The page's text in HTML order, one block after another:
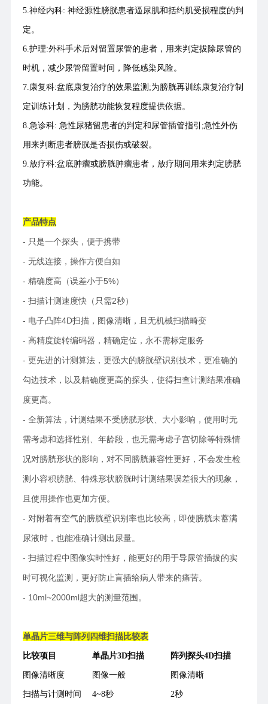
5.神经内科: 神经源性膀胱患者逼尿肌和括约肌受损程度的判
定。
6.护理:外科手术后对留置尿管的患者，用来判定拔除尿管的
时机，减少尿管留置时间，降低感染风险。
7.康复科:盆底康复治疗的效果监测;为膀胱再训练康复治疗制
定训练计划，为膀胱功能恢复程度提供依据。
8.急诊科: 急性尿猪留患者的判定和尿管插管指引;急性外伤
用来判断患者膀胱是否损伤或破裂。
9.放疗科:盆底肿瘤或膀胱肿瘤患者，放疗期间用来判定膀胱
功能。
产品特点
- 只是一个探头，便于携带
- 无线连接，操作方便自如
- 精确度高（误差小于5%）
- 扫描计测速度快（只需2秒）
- 电子凸阵4D扫描，图像清晰，且无机械扫描畸变
- 高精度旋转编码器，精确定位，永不需标定服务
- 更先进的计测算法，更强大的膀胱壁识别技术，更准确的
勾边技术，以及精确度更高的探头，使得扫查计测结果准确
度更高。
- 全新算法，计测结果不受膀胱形状、大小影响，使用时无
需考虑和选择性别、年龄段，也无需考虑子宫切除等特殊情
况对膀胱形状的影响，对不同膀胱兼容性更好，不会发生检
测小容积膀胱、特殊形状膀胱时计测结果误差很大的现象，
且使用操作也更加方便。
- 对附着有空气的膀胱壁识别率也比较高，即使膀胱未蓄满
尿液时，也能准确计测出尿量。
- 扫描过程中图像实时性好，能更好的用于导尿管插拔的实
时可视化监测，更好防止盲插给病人带来的痛苦。
- 10ml~2000ml超大的测量范围。
单晶片三维与阵列四维扫描比较表
比较项目 单晶片3D扫描 阵列探头4D扫描
图像清晰度 图像一般 图像清晰
扫描与计测时间 4~8秒 2秒